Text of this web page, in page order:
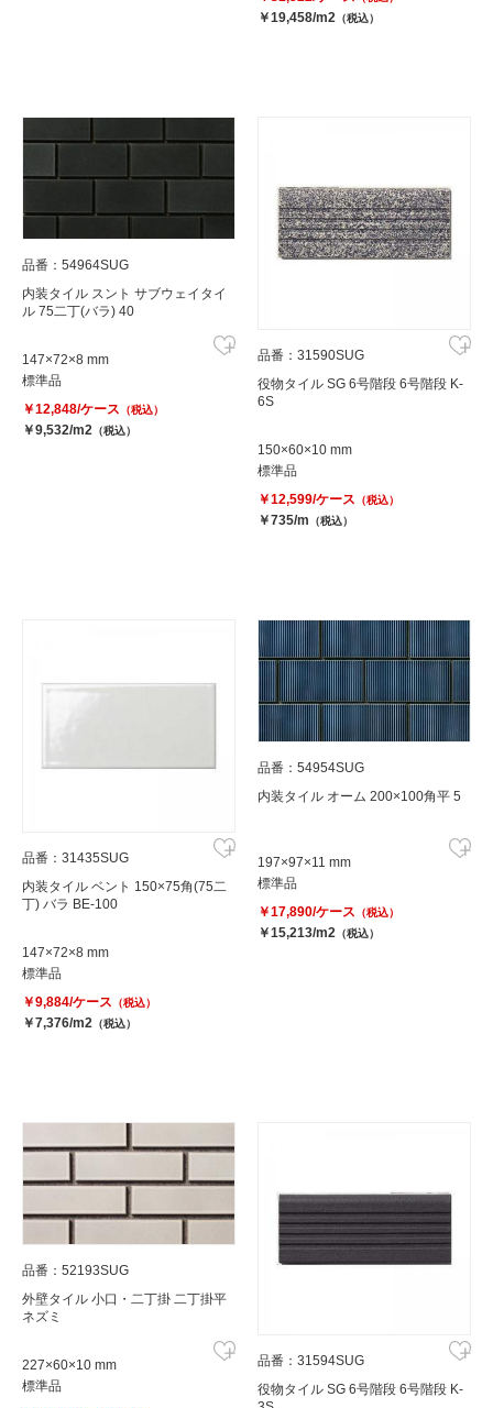
￥19,458/m2 （税込）
品番：54964SUG
内装タイル スント サブウェイタイ
ル 75二丁(バラ) 40
147×72×8 mm
標準品
￥12,848/ケース （税込）
￥9,532/m2 （税込）
品番：31590SUG
役物タイル SG 6号階段 6号階段 K-
6S
150×60×10 mm
標準品
￥12,599/ケース （税込）
￥735/m （税込）
品番：31435SUG
内装タイル ベント 150×75角(75二
丁) バラ BE-100
147×72×8 mm
標準品
￥9,884/ケース （税込）
￥7,376/m2 （税込）
品番：54954SUG
内装タイル オーム 200×100角平 5
197×97×11 mm
標準品
￥17,890/ケース （税込）
￥15,213/m2 （税込）
品番：52193SUG
外壁タイル 小口・二丁掛 二丁掛平
ネズミ
227×60×10 mm
標準品
品番：31594SUG
役物タイル SG 6号階段 6号階段 K-